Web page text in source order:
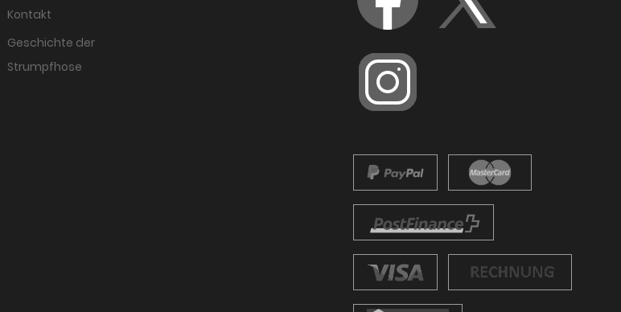
Kontakt
Geschichte der
Strumpfhose